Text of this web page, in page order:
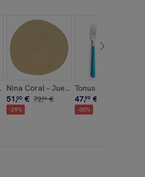
18 piezas
Nina Coral - Juego de 6 plato llano 27
51,00 € 72,80 €
-29%
Tonus Azul
47,99 €
-30%